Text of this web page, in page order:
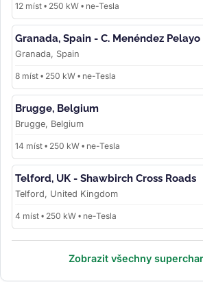
12 míst • 250 kW • ne-Tesla
Granada, Spain - C. Menéndez Pelayo
Granada, Spain
8 míst • 250 kW • ne-Tesla
Brugge, Belgium
Brugge, Belgium
14 míst • 250 kW • ne-Tesla
Telford, UK - Shawbirch Cross Roads
Telford, United Kingdom
4 míst • 250 kW • ne-Tesla
Zobrazit všechny